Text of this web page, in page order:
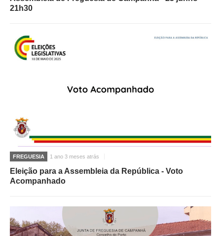
21h30
FREGUESIA 1 ano 3 meses atrás
Eleição para a Assembleia da República - Voto
Acompanhado